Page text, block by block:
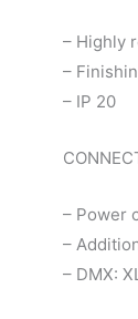
– Highly
–
– IP 20
– Power
–
– DMX: